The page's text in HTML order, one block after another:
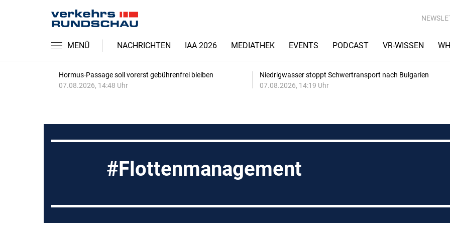
MENÜ NACHRICHTEN IAA 2026 MEDIATHEK EVENTS PODCAST VR-WISSEN
Hormus-Passage soll vorerst gebührenfrei bleiben
07.08.2026, 14:48 Uhr
Niedrigwasser stoppt Schwertransport nach Bulgarien
07.08.2026, 14:19 Uhr
Flottenmanagement